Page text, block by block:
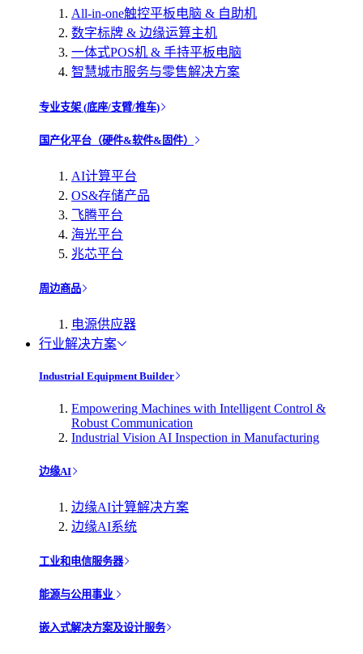
All-in-one触控平板电脑 & 自助机
数字标牌 & 边缘运算主机
一体式POS机 & 手持平板电脑
智慧城市服务与零售解决方案
专业支架 (底座/支臂/推车)
国产化平台（硬件&软件&固件）
AI计算平台
OS&存储产品
飞腾平台
海光平台
兆芯平台
周边商品
电源供应器
行业解决方案
Industrial Equipment Builder
Empowering Machines with Intelligent Control &
Robust Communication
Industrial Vision AI Inspection in Manufacturing
边缘AI
边缘AI计算解决方案
边缘AI系统
工业和电信服务器
能源与公用事业
嵌入式解决方案及设计服务